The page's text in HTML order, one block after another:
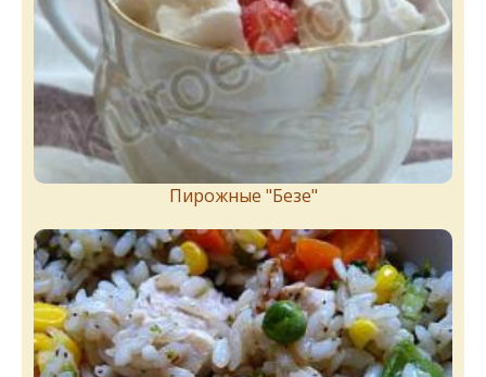
Пирожныe "Бeзe"